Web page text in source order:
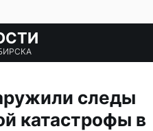
следы
катастрофы в